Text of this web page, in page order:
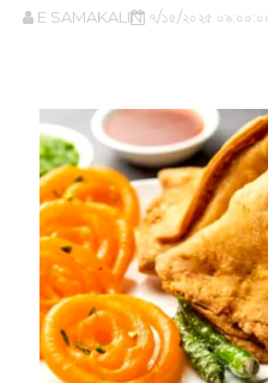
E SAMAKALIN ৭/১৫/২০২৫